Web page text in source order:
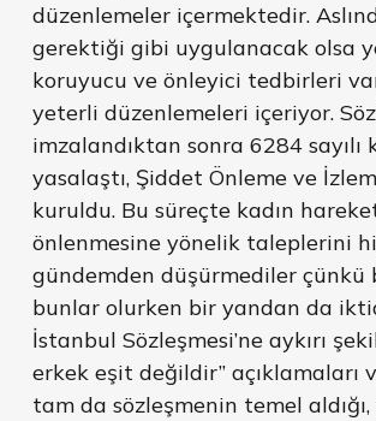
düzenlemeler içermektedir.
gerektiği gibi uygulanacak olsa
koruyucu ve önleyici tedbirleri
yeterli düzenlemeleri içeriyor.
imzalandıktan sonra 6284 sayılı
yasalaştı, Şiddet Önleme ve
kuruldu. Bu süreçte kadın
önlenmesine yönelik taleplerini
gündemden düşürmediler çünkü
bunlar olurken bir yandan da
İstanbul Sözleşmesi’ne aykırı
erkek eşit değildir” açıklamaları
tam da sözleşmenin temel